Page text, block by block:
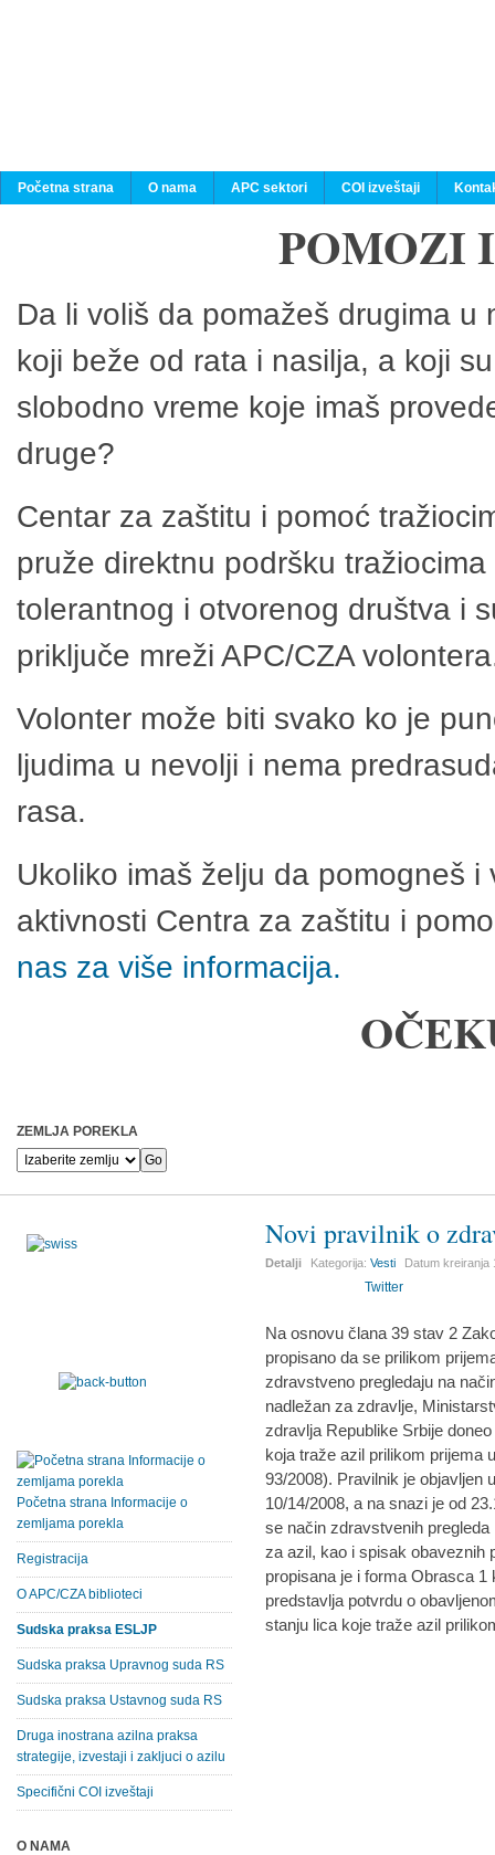
Početna strana O nama APC sektori COI izveštaji
POMOZI
Da li voliš da pomažeš drugima
koji beže od rata i nasilja, a koji
slobodno vreme koje imaš
druge?
Centar za zaštitu i pomoć
pruže direktnu podršku
tolerantnog i otvorenog društva i
priključe mreži APC/CZA
Volonter može biti svako ko je
ljudima u nevolji i nema
rasa.
Ukoliko imaš želju da pomogneš
aktivnosti Centra za zaštitu i
nas za više informacija.
ZEMLJA POREKLA
Novi pravilnik o
Detalji Kategorija:Vesti Datum kreiranja
Twitter
Na osnovu člana 39 stav 2
propisano da se prilikom
zdravstveno pregledaju na
nadležan za zdravlje,
zdravlja Republike Srbije
koja traže azil prilikom prijema
93/2008). Pravilnik je objavljen
10/14/2008, a na snazi je od
se način zdravstvenih
za azil, kao i spisak obaveznih
propisana je i forma Obrasca
predstavlja potvrdu o
stanju lica koje traže azil
Početna strana Informacije o
zemljama porekla
Registracija
O APC/CZA biblioteci
Sudska praksa ESLJP
Sudska praksa Upravnog suda RS
Sudska praksa Ustavnog suda RS
Druga inostrana azilna praksa
strategije, izvestaji i zakljuci o azilu
Specifični COI izveštaji
O NAMA